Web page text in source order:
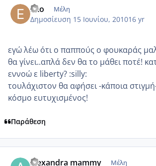
Eko Μέλη
Δημοσίευση 15 Ιουνίου, 201016 yr
εγώ λέω ότι ο παππούς ο φουκαράς
θα γίνει..απλά δεν θα το μάθει ποτέ!
εννοώ ε liberty? :silly:
τουλάχιστον θα αφήσει -κάποια
κόσμο ευτυχισμένος!
Παράθεση
alexandra mammy Μέλη